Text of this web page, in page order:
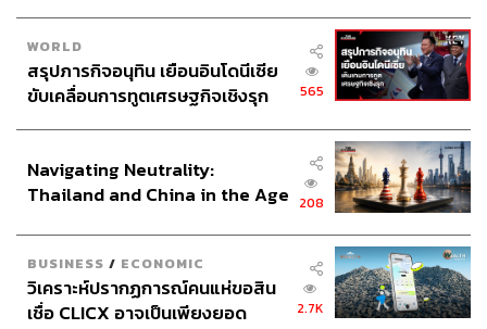
WORLD
สรุปภารกิจอนุทิน เยือนอินโดนีเซีย
ขับเคลื่อนการทูตเศรษฐกิจเชิงรุก
565
Navigating Neutrality:
Thailand and China in the Age
208
BUSINESS / ECONOMIC
วิเคราะห์ปรากฏการณ์คนแห่ขอสิน
เชื่อ CLICX อาจเป็นเพียงยอด
2.7K